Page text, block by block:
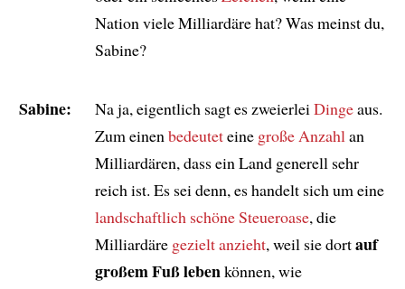
Nation viele Milliardäre hat? Was meinst du,
Sabine?
Sabine: Na ja, eigentlich sagt es zweierlei Dingeaus.
Zum einen bedeuteteine große Anzahl an
Milliardären, dass ein Land generell sehr
reich ist. Es sei denn, es handelt sich um eine
landschaftlich schöne Steueroase, die
Milliardäre gezielt anzieht, weil sie dortauf
großem Fuß lebenkönnen, wie